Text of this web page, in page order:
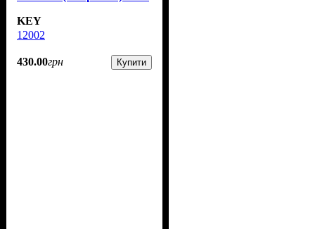
KEY
12002
430.00грн Купити